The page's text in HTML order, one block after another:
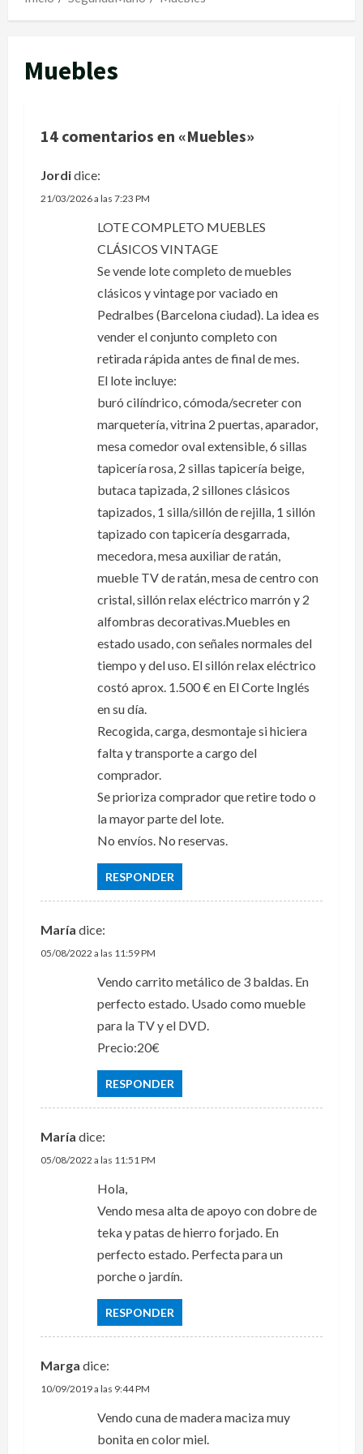
Muebles
14 comentarios en «Muebles»
Jordidice:
21/03/2026 a las 7:23 PM
LOTE COMPLETO MUEBLES
CLÁSICOS VINTAGE
Se vende lote completo de muebles
clásicos y vintage por vaciado en
Pedralbes (Barcelona ciudad). La idea es
vender el conjunto completo con
retirada rápida antes de final de mes.
El lote incluye:
buró cilíndrico, cómoda/secreter con
marquetería, vitrina 2 puertas, aparador,
mesa comedor oval extensible, 6 sillas
tapicería rosa, 2 sillas tapicería beige,
butaca tapizada, 2 sillones clásicos
tapizados, 1 silla/sillón de rejilla, 1 sillón
tapizado con tapicería desgarrada,
mecedora, mesa auxiliar de ratán,
mueble TV de ratán, mesa de centro con
cristal, sillón relax eléctrico marrón y 2
alfombras decorativas.Muebles en
estado usado, con señales normales del
tiempo y del uso. El sillón relax eléctrico
costó aprox. 1.500 € en El Corte Inglés
en su día.
Recogida, carga, desmontaje si hiciera
falta y transporte a cargo del
comprador.
Se prioriza comprador que retire todo o
la mayor parte del lote.
No envíos. No reservas.
RESPONDER
María dice:
05/08/2022 a las 11:59 PM
Vendo carrito metálico de 3 baldas. En
perfecto estado. Usado como mueble
para la TV y el DVD.
Precio:20€
RESPONDER
María dice:
05/08/2022 a las 11:51 PM
Hola,
Vendo mesa alta de apoyo con dobre de
teka y patas de hierro forjado. En
perfecto estado. Perfecta para un
porche o jardín.
RESPONDER
Marga dice:
10/09/2019 a las 9:44 PM
Vendo cuna de madera maciza muy
bonita en color miel.